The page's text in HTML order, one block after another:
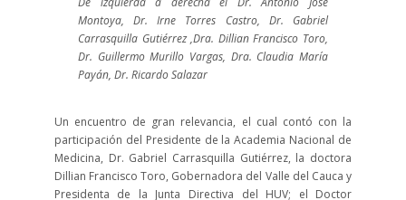
Montoya, Dr. Irne Torres Castro, Dr. Gabriel
Carrasquilla Gutiérrez ,Dra. Dillian Francisco Toro,
Dr. Guillermo Murillo Vargas, Dra. Claudia María
Payán, Dr. Ricardo Salazar
Un encuentro de gran relevancia, el cual contó con la
participación del Presidente de la Academia Nacional de
Medicina, Dr. Gabriel Carrasquilla Gutiérrez, la doctora
Dillian Francisco Toro, Gobernadora del Valle del Cauca y
Presidenta de la Junta Directiva del HUV; el Doctor